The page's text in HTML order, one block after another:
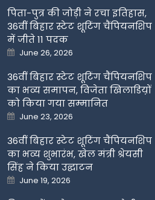
पिता-पुत्र की जोड़ी ने रचा इतिहास,
36वीं बिहार स्टेट शूटिंग चैंपियनशिप
में जीते 11 पदक
Posted
on
June 26, 2026
36वीं बिहार स्टेट शूटिंग चैंपियनशिप
का भव्य समापन, विजेता खिलाडिय़ों
को किया गया सम्मानित
Posted
on
June 23, 2026
36वीं बिहार स्टेट शूटिंग चैंपियनशिप
का भव्य शुभारंभ, खेल मंत्री श्रेयसी
सिंह ने किया उद्घाटन
Posted
on
June 19, 2026